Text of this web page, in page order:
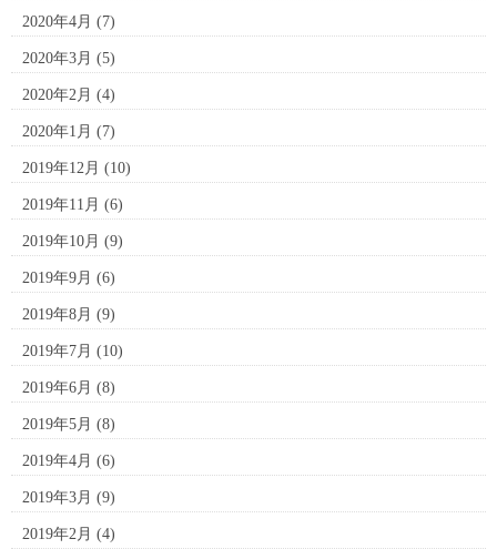
2020年4月 (7)
2020年3月 (5)
2020年2月 (4)
2020年1月 (7)
2019年12月 (10)
2019年11月 (6)
2019年10月 (9)
2019年9月 (6)
2019年8月 (9)
2019年7月 (10)
2019年6月 (8)
2019年5月 (8)
2019年4月 (6)
2019年3月 (9)
2019年2月 (4)